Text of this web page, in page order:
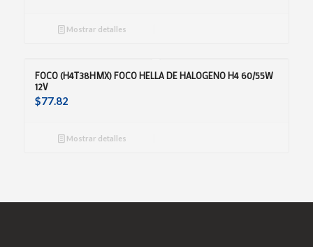
Mostrar detalles
FOCO (H4T38HMX) FOCO HELLA DE HALOGENO H4 60/55W
12V
$77.82
Mostrar detalles